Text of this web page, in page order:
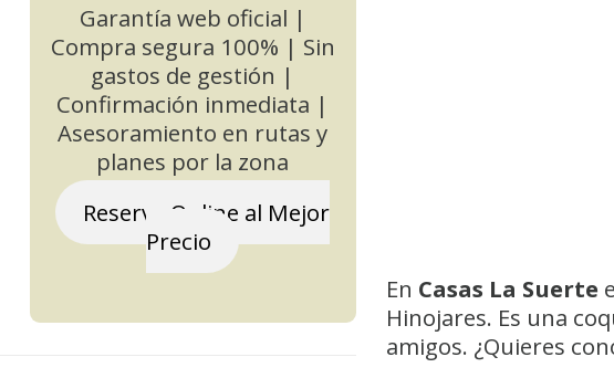
En Casas La Suerte
Hinojares. Es una
amigos. ¿Quieres
Garantía web oficial |
Compra segura 100% | Sin
gastos de gestión |
Confirmación inmediata |
Asesoramiento en rutas y
planes por la zona
Reserva Online al Mejor
Precio